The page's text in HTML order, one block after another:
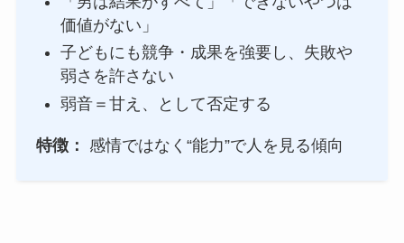
価値がない」
子どもにも競争・成果を強要し、失敗や
弱さを許さない
弱音＝甘え、として否定する
特徴： 感情ではなく“能力”で人を見る傾向